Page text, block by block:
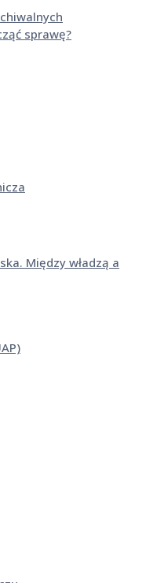
sprawę?
Między władzą a